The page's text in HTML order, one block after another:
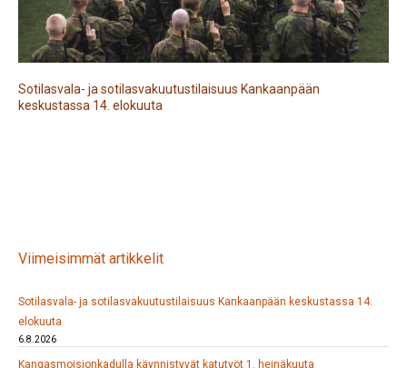
Sotilasvala- ja sotilasvakuutustilaisuus Kankaanpään
keskustassa 14. elokuuta
Viimeisimmät artikkelit
Sotilasvala- ja sotilasvakuutustilaisuus Kankaanpään keskustassa 14.
elokuuta
6.8.2026
Kangasmoisionkadulla käynnistyvät katutyöt 1. heinäkuuta